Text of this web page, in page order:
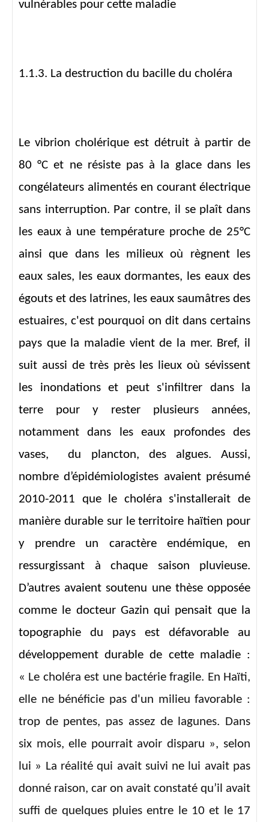
vulnérables pour cette maladie
1.1.3. La destruction du bacille du choléra
Le vibrion cholérique est détruit à partir de
80 °C et ne résiste pas à la glace dans les
congélateurs alimentés en courant électrique
sans interruption. Par contre, il se plaît dans
les eaux à une température proche de 25°C
ainsi que dans les milieux où règnent les
eaux sales, les eaux dormantes, les eaux des
égouts et des latrines, les eaux saumâtres des
estuaires, c'est pourquoi on dit dans certains
pays que la maladie vient de la mer. Bref, il
suit aussi de très près les lieux où sévissent
les inondations et peut s'infiltrer dans la
terre pour y rester plusieurs années,
notamment dans les eaux profondes des
vases, du plancton, des algues. Aussi,
nombre d’épidémiologistes avaient présumé
2010-2011 que le choléra s'installerait de
manière durable sur le territoire haïtien pour
y prendre un caractère endémique, en
ressurgissant à chaque saison pluvieuse.
D’autres avaient soutenu une thèse opposée
comme le docteur Gazin qui pensait que la
topographie du pays est défavorable au
développement durable de cette maladie :
« Le choléra est une bactérie fragile. En Haïti,
elle ne bénéficie pas d'un milieu favorable :
trop de pentes, pas assez de lagunes. Dans
six mois, elle pourrait avoir disparu », selon
lui » La réalité qui avait suivi ne lui avait pas
donné raison, car on avait constaté qu’il avait
suffi de quelques pluies entre le 10 et le 17